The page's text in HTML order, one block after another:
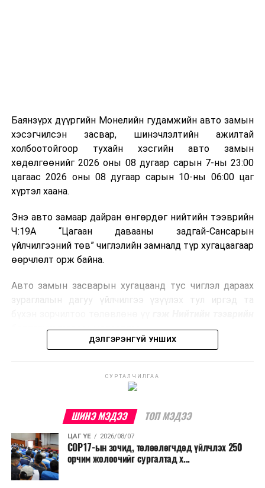
болон дулааны эрчим хүч үйлдвэрлэхэд ашиглаж
болдог. Зарим технологийн хувьд шаталтын дараа
үлдэх үнснээс фосфор зэрэг ашигт эрдсийг сэргээн
авах боломжтой аж.
байна. Тухайлбал, Германд лаг шатаах үйлдвэрээс
гарсан үнснээс фосфор сэргээн авах технологи
ашигладаг бол Нидерландад төвлөрсөн лаг
боловсруулах үйлдвэрүүдээр дулаан, цахилгаан
Ийнхүү лаг хатаах, шатаах технологийг лагийн
улсад өргөн ашиглаж байна.
Баянзүрх дүүргийн Монелийн гудамжийн авто замын
хэсэгчилсэн засвар, шинэчлэлтийн ажилтай
холбоотойгоор тухайн хэсгийн авто замын
хөдөлгөөнийг 2026 оны 08 дугаар сарын 7-ны 23:00
цагаас 2026 оны 08 дугаар сарын 10-ны 06:00 цаг
хүртэл хаана.
Энэ авто замаар дайран өнгөрдөг нийтийн тээврийн
Ч:19А “Цагаан давааны задгай-Сансарын
үйлчилгээний төв” чиглэлийн замналд түр хугацаагаар
өөрчлөлт орж байна.
Авто замын засварын хугацаанд тус чиглэл дараах
зураглалын дагуу үйлчилгээ үзүүлэх тул иргэд та
бодлогын газраас мэдээллээ.
ДЭЛГЭРЭНГҮЙ УНШИХ
СУРТАЛЧИЛГАА
ШИНЭ МЭДЭЭ ТОП МЭДЭЭ
ЦАГ ҮЕ 2026/08/07
COP17-ын зочид, төлөөлөгчдөд үйлчлэх 250
орчим жолоочийг сургалтад х...